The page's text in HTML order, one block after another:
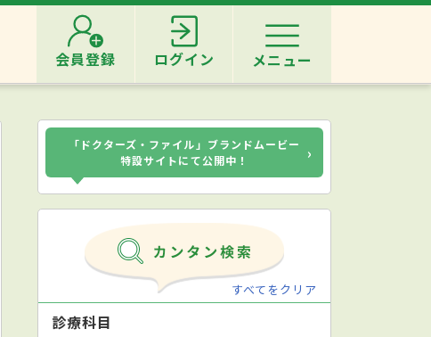
会員登録 ログイン メニュー
「ドクターズ・ファイル」ブランドムービー
特設サイトにて公開中！
›
すべてをクリア
診療科目